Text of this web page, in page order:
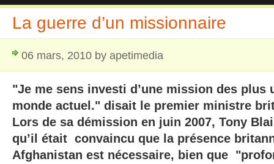
La guerre d’un missionnaire
06 mars, 2010 by apetimedia
"Je me sens investi d’une mission des plus
monde actuel." disait le premier ministre
Lors de sa démission en juin 2007, Tony
qu’il était convaincu que la présence
Afghanistan est nécessaire, bien que